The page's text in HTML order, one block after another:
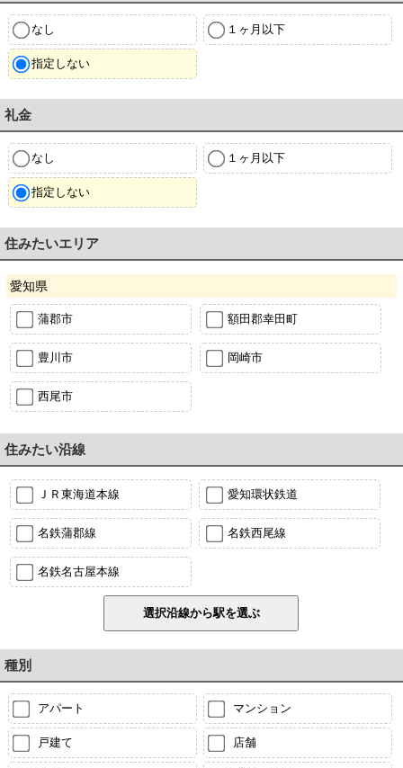
なし １ヶ月以下
指定しない
礼金
なし １ヶ月以下
指定しない
住みたいエリア
愛知県
蒲郡市 額田郡幸田町
豊川市 岡崎市
西尾市
住みたい沿線
ＪＲ東海道本線 愛知環状鉄道
名鉄蒲郡線 名鉄西尾線
名鉄名古屋本線
種別
アパート マンション
戸建て 店舗